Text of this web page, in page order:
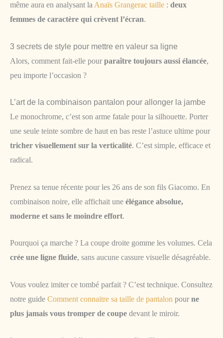
même aura en analysant la Anaïs Grangerac taille : deux
femmes de caractère qui crèvent l’écran.
3 secrets de style pour mettre en valeur sa ligne
Alors, comment fait-elle pour paraître toujours aussi élancée,
peu importe l’occasion ?
L’art de la combinaison pantalon pour allonger la jambe
Le monochrome, c’est son arme fatale pour la silhouette. Porter
une seule teinte sombre de haut en bas reste l’astuce ultime pour
tricher visuellement sur la verticalité. C’est simple, efficace et
radical.
Prenez sa tenue récente pour les 26 ans de son fils Giacomo. En
combinaison noire, elle affichait une élégance absolue,
moderne et sans le moindre effort.
Pourquoi ça marche ? La coupe droite gomme les volumes. Cela
crée une ligne fluide, sans aucune cassure visuelle désagréable.
Vous voulez imiter ce tombé parfait ? C’est technique. Consultez
notre guide Comment connaitre sa taille de pantalon pour ne
plus jamais vous tromper de coupe devant le miroir.